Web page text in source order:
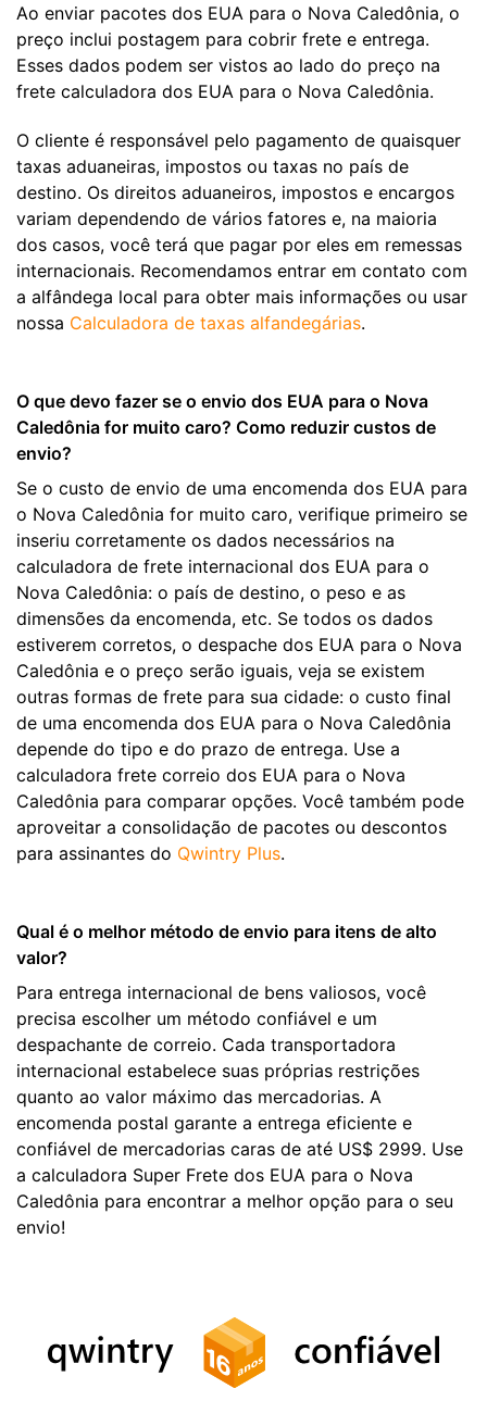
Ao enviar pacotes dos EUA para o Nova Caledônia, o
preço inclui postagem para cobrir frete e entrega.
Esses dados podem ser vistos ao lado do preço na
frete calculadora dos EUA para o Nova Caledônia.
O cliente é responsável pelo pagamento de quaisquer
taxas aduaneiras, impostos ou taxas no país de
destino. Os direitos aduaneiros, impostos e encargos
variam dependendo de vários fatores e, na maioria
dos casos, você terá que pagar por eles em remessas
internacionais. Recomendamos entrar em contato com
a alfândega local para obter mais informações ou usar
nossa Calculadora de taxas alfandegárias.
O que devo fazer se o envio dos EUA para o Nova
Caledônia for muito caro? Como reduzir custos de
envio?
Se o custo de envio de uma encomenda dos EUA para
o Nova Caledônia for muito caro, verifique primeiro se
inseriu corretamente os dados necessários na
calculadora de frete internacional dos EUA para o
Nova Caledônia: o país de destino, o peso e as
dimensões da encomenda, etc. Se todos os dados
estiverem corretos, o despache dos EUA para o Nova
Caledônia e o preço serão iguais, veja se existem
outras formas de frete para sua cidade: o custo final
de uma encomenda dos EUA para o Nova Caledônia
depende do tipo e do prazo de entrega. Use a
calculadora frete correio dos EUA para o Nova
Caledônia para comparar opções. Você também pode
aproveitar a consolidação de pacotes ou descontos
para assinantes do Qwintry Plus.
Qual é o melhor método de envio para itens de alto
valor?
Para entrega internacional de bens valiosos, você
precisa escolher um método confiável e um
despachante de correio. Cada transportadora
internacional estabelece suas próprias restrições
quanto ao valor máximo das mercadorias. A
encomenda postal garante a entrega eficiente e
confiável de mercadorias caras de até US$ 2999. Use
a calculadora Super Frete dos EUA para o Nova
Caledônia para encontrar a melhor opção para o seu
envio!